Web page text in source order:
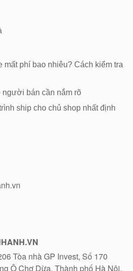
mất phí bao nhiêu? Cách kiểm tra
người bán cần nắm rõ
ship cho chủ shop nhất định
Tòa nhà GP Invest, Số 170
Ô Chợ Dừa, Thành phố Hà Nội,